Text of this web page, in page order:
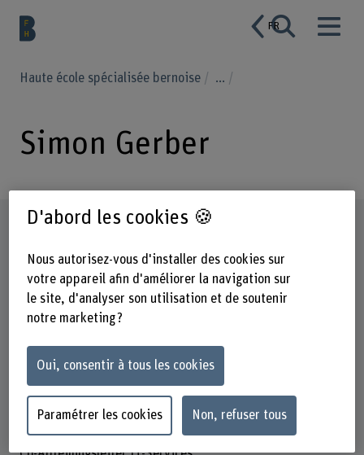
FR
Haute école spécialisée bernoise ...
Simon Gerber
Profil
Simon Gerber
D'abord les cookies 🍪
Nous autorisez-vous d'installer des cookies sur
votre appareil afin d'améliorer la navigation sur
le site, d'analyser son utilisation et de soutenir
notre marketing ?
Oui, consentir à tous les cookies
Paramétrer les cookies Non, refuser tous